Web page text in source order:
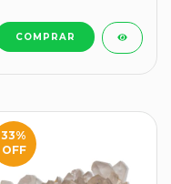
33%
OFF